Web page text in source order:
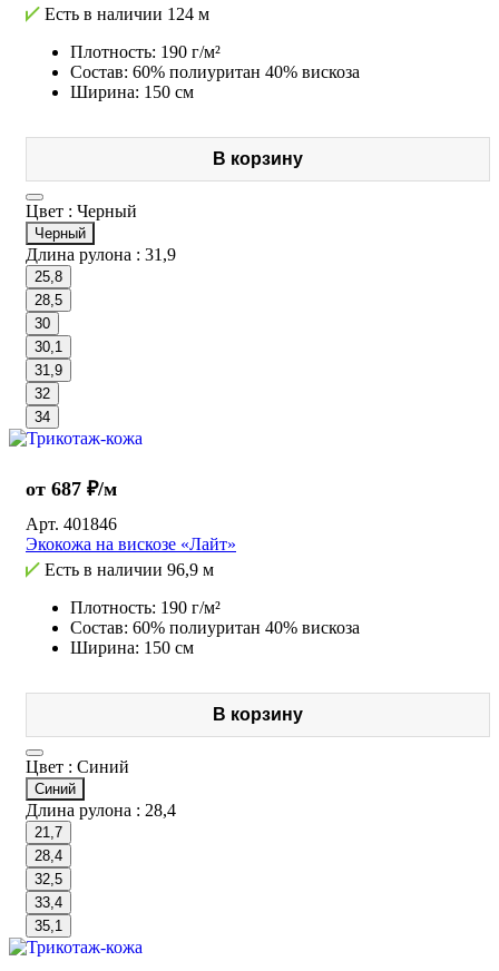
Есть в наличии 124 м
Плотность: 190 г/м²
Состав: 60% полиуритан 40% вискоза
Ширина: 150 см
В корзину
Цвет : Черный
Черный
Длина рулона : 31,9
25,8
28,5
30
30,1
31,9
32
34
от 687 ₽/м
Арт. 401846
Экокожа на вискозе «Лайт»
Есть в наличии 96,9 м
Плотность: 190 г/м²
Состав: 60% полиуритан 40% вискоза
Ширина: 150 см
В корзину
Цвет : Синий
Синий
Длина рулона : 28,4
21,7
28,4
32,5
33,4
35,1